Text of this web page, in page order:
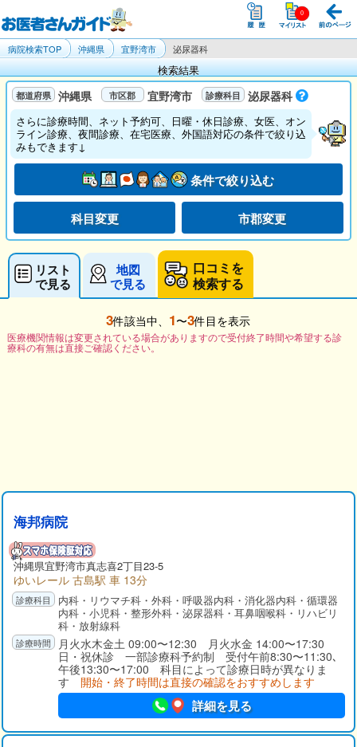
病院検索TOP 沖縄県 宜野湾市 泌尿器科
検索結果
沖縄県 宜野湾市 泌尿器科
さらに診療時間、ネット予約可、日曜・休日診療、女医、オン
ライン診療、夜間診療、在宅医療、外国語対応の条件で絞り込
みもできます↓
条件で絞り込む
科目変更 市郡変更
リスト
で見る
地図
で見る
口コミを
検索する
3件該当中、 1〜3件目を表示
医療機関情報は変更されている場合がありますので受付終了時間や希望する診
療科の有無は直接ご確認ください。
海邦病院
沖縄県宜野湾市真志喜2丁目23-5
ゆいレール 古島駅 車 13分
内科・リウマチ科・外科・呼吸器内科・消化器内科・循環器
内科・小児科・整形外科・泌尿器科・耳鼻咽喉科・リハビリ
科・放射線科
月火水木金土 09:00〜12:30 月火水金 14:00〜17:30
日・祝休診 一部診療科予約制 受付午前8:30〜11:30､
午後13:30〜17:00 科目によって診療日時が異なりま
す 開始・終了時間は直接の確認をおすすめします
詳細を見る